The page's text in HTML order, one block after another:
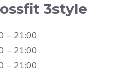
3style
– 21:00
– 21:00
– 21:00